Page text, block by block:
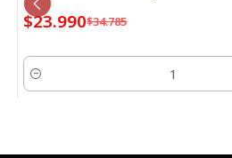
$23.990$34.785
Cantidad